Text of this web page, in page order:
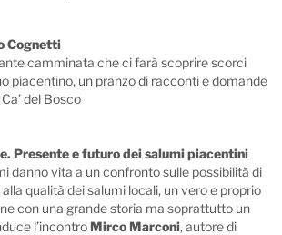
Cognetti
camminata che ci farà scoprire scorci
piacentino, un pranzo di racconti e domande
del Bosco
Presente e futuro dei salumi piacentini
danno vita a un confronto sulle possibilità di
qualità dei salumi locali, un vero e proprio
con una grande storia ma soprattutto un
l’incontroMirco Marconi, autore di